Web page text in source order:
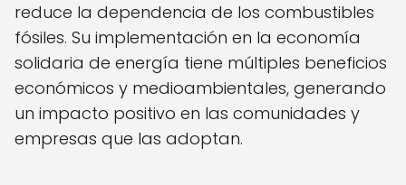
reduce la dependencia de los combustibles
fósiles. Su implementación en la economía
solidaria de energía tiene múltiples beneficios
económicos y medioambientales, generando
un impacto positivo en las comunidades y
empresas que las adoptan.